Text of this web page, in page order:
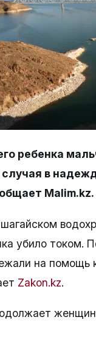
ребенка
случая в
Malim.kz.
убило током.
на помощь
Zakon.kz.